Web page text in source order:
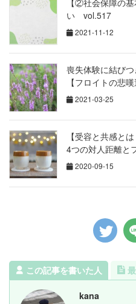
【②社会保障の
い vol.517
2021-11-12
喪失体験に結び
【フロイトの悲
2021-03-25
【受容と共感と
4つの対人距離と
2020-09-15
この記事を書いた人
kana